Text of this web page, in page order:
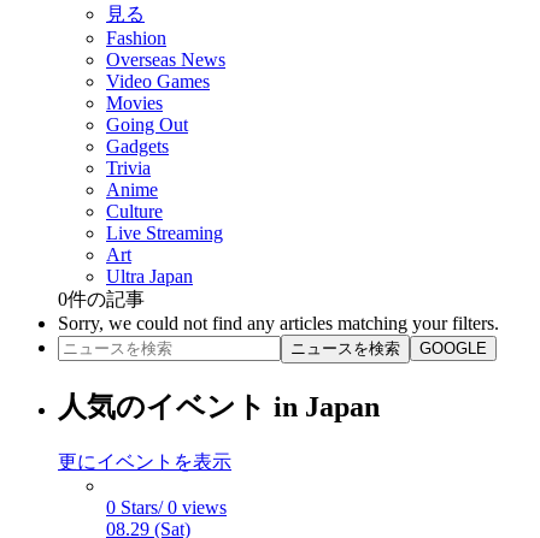
見る
Fashion
Overseas News
Video Games
Movies
Going Out
Gadgets
Trivia
Anime
Culture
Live Streaming
Art
Ultra Japan
0件の記事
Sorry, we could not find any articles matching your filters.
ニュースを検索 GOOGLE
人気のイベント in Japan
更にイベントを表示
0 Stars/ 0 views
08.29 (Sat)